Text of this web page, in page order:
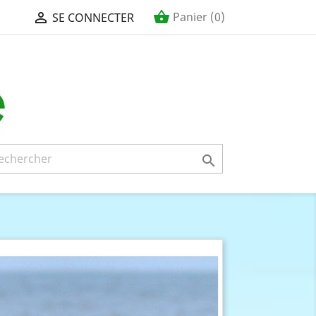
 SE CONNECTER shopping_basket Panier (0)
